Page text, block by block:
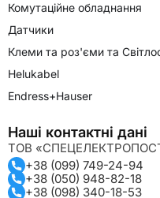
Комутаційне обладнання
Датчики
Клеми та роз'єми та
Helukabel
Endress+Hauser
Наші контактні дані
ТОВ
+38 (099) 749-24-94
+38 (050) 948-82-18
+38 (098) 340-18-53